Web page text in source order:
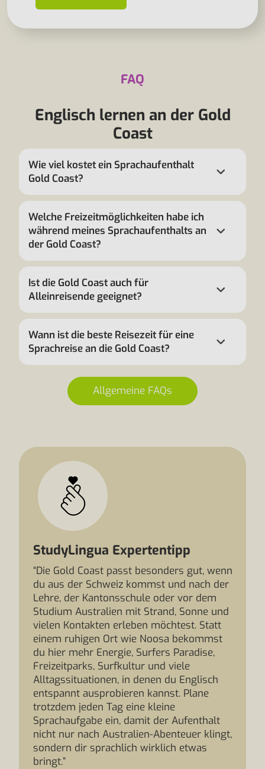
FAQ
Englisch lernen an der Gold
Coast
Wie viel kostet ein Sprachaufenthalt
Gold Coast?
Welche Freizeitmöglichkeiten habe ich
während meines Sprachaufenthalts an
der Gold Coast?
Ist die Gold Coast auch für
Alleinreisende geeignet?
Wann ist die beste Reisezeit für eine
Sprachreise an die Gold Coast?
Allgemeine FAQs
StudyLingua Expertentipp
“Die Gold Coast passt besonders gut, wenn
du aus der Schweiz kommst und nach der
Lehre, der Kantonsschule oder vor dem
Studium Australien mit Strand, Sonne und
vielen Kontakten erleben möchtest. Statt
einem ruhigen Ort wie Noosa bekommst
du hier mehr Energie, Surfers Paradise,
Freizeitparks, Surfkultur und viele
Alltagssituationen, in denen du Englisch
entspannt ausprobieren kannst. Plane
trotzdem jeden Tag eine kleine
Sprachaufgabe ein, damit der Aufenthalt
nicht nur nach Australien-Abenteuer klingt,
sondern dir sprachlich wirklich etwas
bringt.”